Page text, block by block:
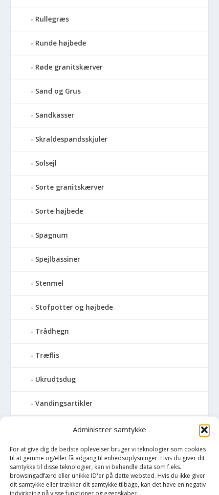
Administrer samtykke
For at give dig de bedste oplevelser bruger vi teknologier som cookies
til at gemme og/eller få adgang til enhedsoplysninger. Hvis du giver dit
samtykke til disse teknologier, kan vi behandle data som f.eks.
browsingadfærd eller unikke ID'er på dette websted. Hvis du ikke giver
dit samtykke eller trækker dit samtykke tilbage, kan det have en negativ
Rullegræs
Runde højbede
Røde granitskærver
Sand og Grus
Sandkasser
Skraldespandsskjuler
Solsejl
Sorte granitskærver
Sorte højbede
Spagnum
Spejlbassiner
Stenmel
Stofpotter og højbede
Trådhegn
Træflis
Ukrudtsdug
Vandingsartikler
Vandslanger
Vildthegn
vækstdug